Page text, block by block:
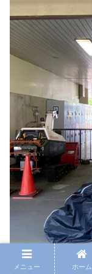
メニュー ホーム